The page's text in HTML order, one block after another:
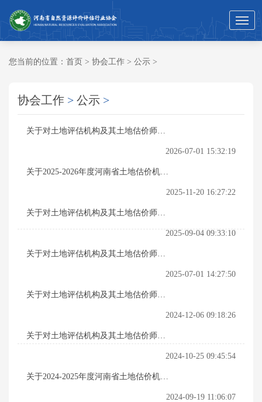
您当前的位置： 首页 > 协会工作 > 公示 >
协会工作 > 公示 >
关于对土地评估机构及其土地估价师入
2026-07-01 15:32:19
关于2025-2026年度河南省土地估价机构
2025-11-20 16:27:22
关于对土地评估机构及其土地估价师入
2025-09-04 09:33:10
关于对土地评估机构及其土地估价师入
2025-07-01 14:27:50
关于对土地评估机构及其土地估价师入
2024-12-06 09:18:26
关于对土地评估机构及其土地估价师入
2024-10-25 09:45:54
关于2024-2025年度河南省土地估价机构
2024-09-19 11:06:07